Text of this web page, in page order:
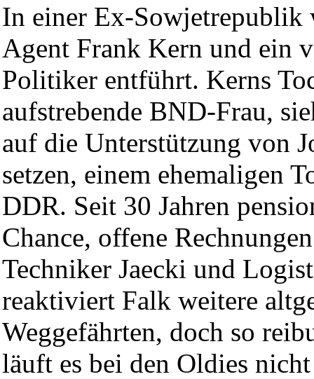
In einer Ex-Sowjetrepublik
Agent Frank Kern und ein
Politiker entführt. Kerns
aufstrebende BND-Frau,
auf die Unterstützung von
setzen, einem ehemaligen
DDR. Seit 30 Jahren
Chance, offene
Techniker Jaecki und
reaktiviert Falk weitere
Weggefährten, doch so
läuft es bei den Oldies